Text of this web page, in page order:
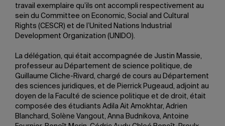
travail exemplaire qu’ils ont accompli respectivement au
sein du Committee on Economic, Social and Cultural
Rights (CESCR) et de l’United Nations Industrial
Development Organization (UNIDO).
La délégation, qui était accompagnée de Justin Massie,
professeur au Département de science politique, de
Guillaume Cliche-Rivard, chargé de cours au Département
des sciences juridiques, et de Pierrick Pugeaud, adjoint au
doyen de la Faculté de science politique et de droit, était
composée des étudiants Adila Ait Amokhtar, Adrien
Blanchard, Solène Vangout, Anna Budnikova, Antoine